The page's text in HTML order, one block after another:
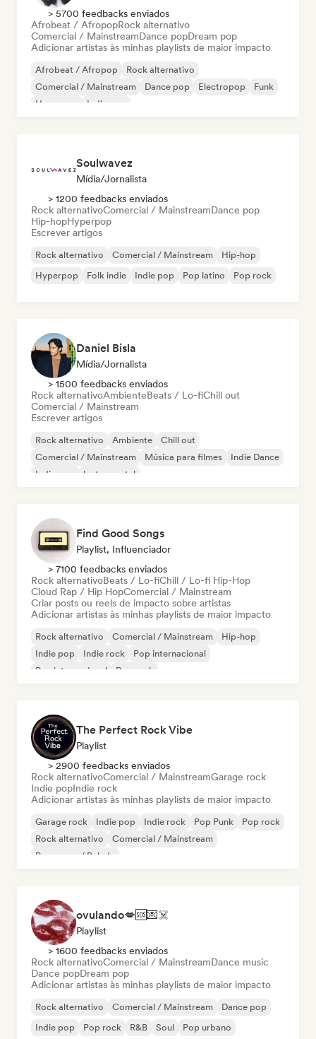
> 5700 feedbacks enviados
Afrobeat / AfropopRock alternativo
Comercial / MainstreamDance popDream pop
Adicionar artistas às minhas playlists de maior impacto
Afrobeat / Afropop
Rock alternativo
Comercial / Mainstream
Dance pop Electropop
Funk
Hyperpop
Indie pop
Soulwavez
Mídia/Jornalista
> 1200 feedbacks enviados
Rock alternativoComercial / MainstreamDance pop
Hip-hopHyperpop
Escrever artigos
Rock alternativo Comercial / Mainstream
Hip-hop
Hyperpop
Folk indie Indie pop Pop latino Pop rock
Daniel Bisla
Mídia/Jornalista
> 1500 feedbacks enviados
Rock alternativoAmbienteBeats / Lo-fiChill out
Comercial / Mainstream
Escrever artigos
Rock alternativo Ambiente
Chill out
Comercial / Mainstream
Música para filmes
Indie Dance
Indie pop
Instrumental
Find Good Songs
Playlist, Influenciador
> 7100 feedbacks enviados
Rock alternativoBeats / Lo-fiChill / Lo-fi Hip-Hop
Cloud Rap / Hip HopComercial / Mainstream
Criar posts ou reels de impacto sobre artistas
Adicionar artistas às minhas playlists de maior impacto
Rock alternativo Comercial / Mainstream
Hip-hop
Indie pop
Indie rock
Pop internacional
Rap internacional
Pop rock
The Perfect Rock Vibe
Playlist
> 2900 feedbacks enviados
Rock alternativoComercial / MainstreamGarage rock
Indie popIndie rock
Adicionar artistas às minhas playlists de maior impacto
Garage rock Indie pop Indie rock Pop Punk
Pop rock
Rock alternativo
Comercial / Mainstream
Pop suave / Balada
ovulando💋🆘💌☠️
Playlist
> 1600 feedbacks enviados
Rock alternativoComercial / MainstreamDance music
Dance popDream pop
Adicionar artistas às minhas playlists de maior impacto
Rock alternativo Comercial / Mainstream
Dance pop
Indie pop
Pop rock R&B Soul Pop urbano